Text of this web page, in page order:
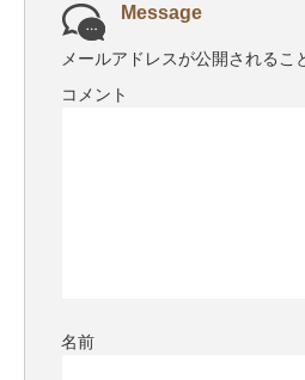
Message
メールアドレスが公開されるこ
コメント
名前